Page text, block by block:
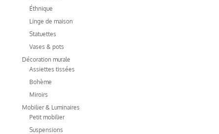
Éthnique
Linge de maison
Statuettes
Vases & pots
Décoration murale
Assiettes tissées
Bohème
Miroirs
Mobilier & Luminaires
Petit mobilier
Suspensions